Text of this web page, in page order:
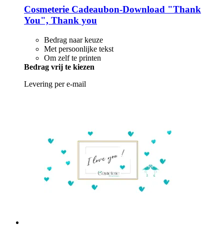
Cosmeterie Cadeaubon-​Download "Thank
You", Thank you
Bedrag naar keuze
Met persoonlijke tekst
Om zelf te printen
Bedrag vrij te kiezen
Levering per e-mail